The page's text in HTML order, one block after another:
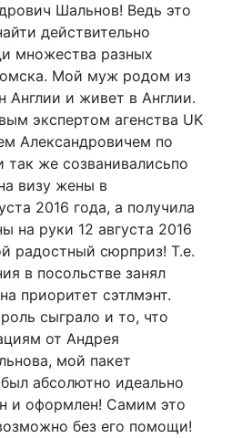
Шальнов! Ведь это
действительно
множества разных
Мой муж родом из
Англии и живет в Англии.
экспертом агенства UK
Александровичем по
так же созванивалисьпо
визу жены в
2016 года, а получила
на руки 12 августа 2016
радостный сюрприз! Т.е.
в посольстве занял
приоритет сэтлмэнт.
сыграло и то, что
от Андрея
мой пакет
абсолютно идеально
и оформлен! Самим это
без его помощи!